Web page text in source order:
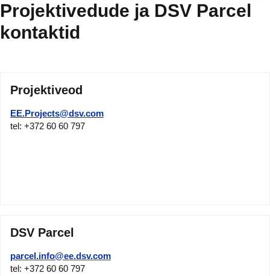
Projektivedude ja DSV Parcel
kontaktid
Projektiveod
EE.Projects@dsv.com
tel: +372 60 60 797
DSV Parcel
parcel.info@ee.dsv.com
tel: +372 60 60 797